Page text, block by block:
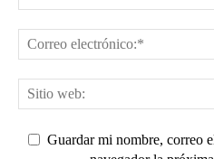
Guardar mi nombre, correo